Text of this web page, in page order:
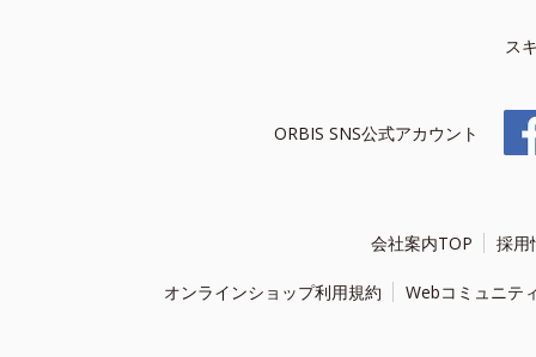
ス
ORBIS SNS公式アカウント
会社案内TOP 採用
オンラインショップ利用規約 Webコミュニテ